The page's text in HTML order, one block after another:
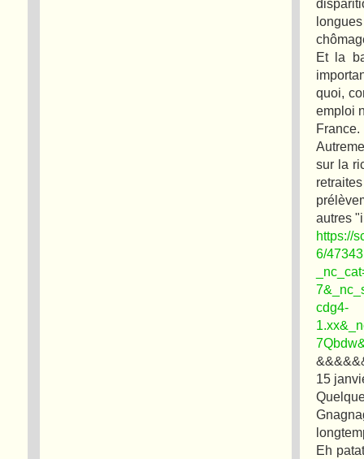
Et la
quoi,
emploi
France.
sur la
autres
https://
6/
cdg4-
15
Eh